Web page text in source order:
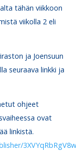
tähän viikkoon
viikolla 2 eli
ja Joensuun
seuraava linkki ja
ohjeet
ovat
linkistä.